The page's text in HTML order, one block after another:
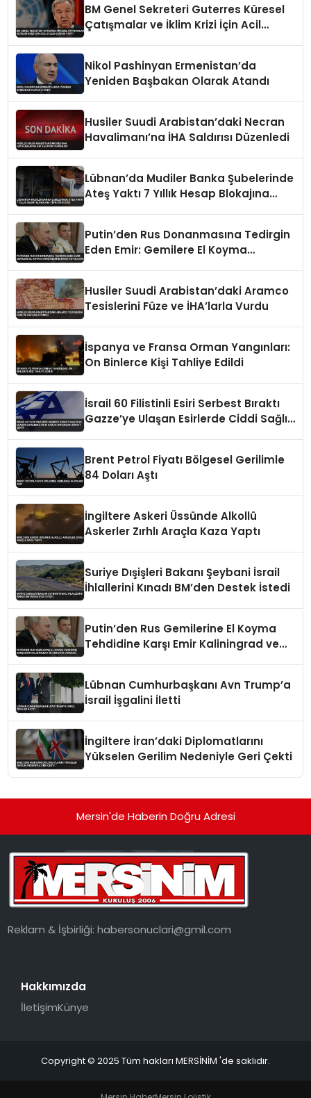
BM Genel Sekreteri Guterres Küresel
Çatışmalar ve İklim Krizi İçin Acil
Nikol Pashinyan Ermenistan’da
Yeniden Başbakan Olarak Atandı
Husiler Suudi Arabistan’daki Necran
Havalimanı’na İHA Saldırısı Düzenledi
Lübnan’da Mudiler Banka Şubelerinde
Ateş Yaktı 7 Yıllık Hesap Blokajına
Putin’den Rus Donanmasına Tedirgin
Eden Emir: Gemilere El Koyma
Husiler Suudi Arabistan’daki Aramco
Tesislerini Füze ve İHA’larla Vurdu
İspanya ve Fransa Orman Yangınları:
On Binlerce Kişi Tahliye Edildi
İsrail 60 Filistinli Esiri Serbest Bıraktı
Gazze’ye Ulaşan Esirlerde Ciddi Sağlık
Brent Petrol Fiyatı Bölgesel Gerilimle
84 Doları Aştı
İngiltere Askeri Üssünde Alkollü
Askerler Zırhlı Araçla Kaza Yaptı
Suriye Dışişleri Bakanı Şeybani İsrail
İhlallerini Kınadı BM’den Destek İstedi
Putin’den Rus Gemilerine El Koyma
Tehdidine Karşı Emir Kaliningrad ve
Lübnan Cumhurbaşkanı Avn Trump’a
İsrail İşgalini İletti
İngiltere İran’daki Diplomatlarını
Yükselen Gerilim Nedeniyle Geri Çekti
Mersin'de Haberin Doğru Adresi
Reklam & İşbirliği:habersonuclari@gmil.com
Hakkımızda
İletişimKünye
Copyright © 2025 Tüm hakları MERSİNİM 'de saklıdır.